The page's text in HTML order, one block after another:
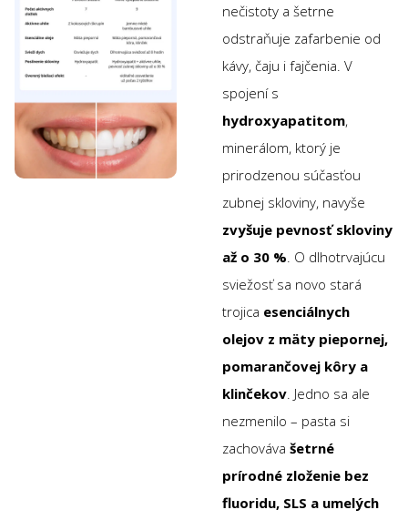
nečistoty a šetrne
odstraňuje zafarbenie od
kávy, čaju i fajčenia. V
spojení s
hydroxyapatitom,
minerálom, ktorý je
prirodzenou súčasťou
zubnej skloviny, navyše
zvyšuje pevnosť skloviny
až o 30 %. O dlhotrvajúcu
sviežosť sa novo stará
trojica esenciálnych
olejov z mäty piepornej,
pomarančovej kôry a
klinčekov. Jedno sa ale
nezmenilo – pasta si
zachováva šetrné
prírodné zloženie bez
fluoridu, SLS a umelých